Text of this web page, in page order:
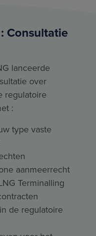
Consultatie
lanceerde
over
regulatoire
:
type vaste
aanmeerrecht
Terminalling
de regulatoire